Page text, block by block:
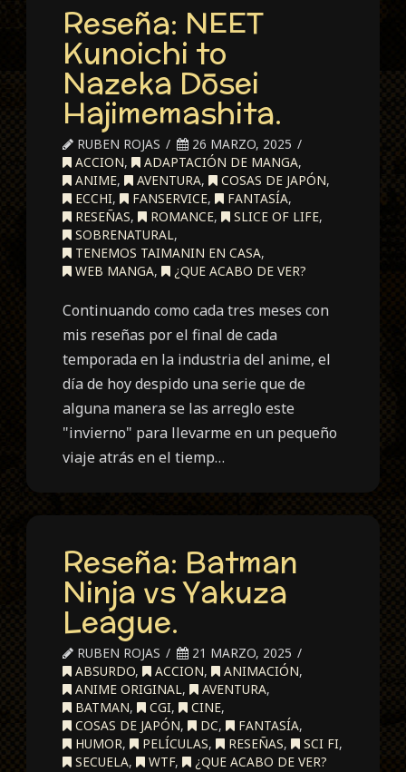
Collector’s
Edition
Reseña: NEET
Kunoichi to
Nazeka Dōsei
Hajimemashita.
RUBEN ROJAS
26 MARZO, 2025
ACCION, ADAPTACIÓN DE MANGA,
ANIME, AVENTURA, COSAS DE JAPÓN,
ECCHI, FANSERVICE, FANTASÍA,
RESEÑAS, ROMANCE, SLICE OF LIFE,
SOBRENATURAL,
TENEMOS TAIMANIN EN CASA,
WEB MANGA, ¿QUE ACABO DE VER?
Continuando como cada tres meses con
mis reseñas por el final de cada
temporada en la industria del anime, el
día de hoy despido una serie que de
alguna manera se las arreglo este
"invierno" para llevarme en un pequeño
viaje atrás en el tiemp…
Reseña: Batman
Ninja vs Yakuza
League.
RUBEN ROJAS
21 MARZO, 2025
ABSURDO, ACCION, ANIMACIÓN,
ANIME ORIGINAL, AVENTURA,
BATMAN, CGI, CINE,
COSAS DE JAPÓN, DC, FANTASÍA,
HUMOR, PELÍCULAS, RESEÑAS, SCI FI,
SECUELA, WTF, ¿QUE ACABO DE VER?